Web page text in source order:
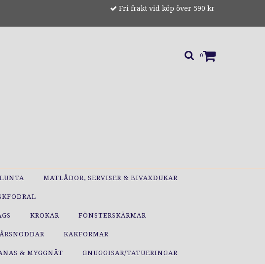
Fri frakt vid köp över 590 kr
0
MATLÅDOR, SERVISER & BIVAXDUKAR
KROKAR FÖNSTERSKÄRMAR
KAKFORMAR
& MYGGNÄT GNUGGISAR/TATUERINGAR